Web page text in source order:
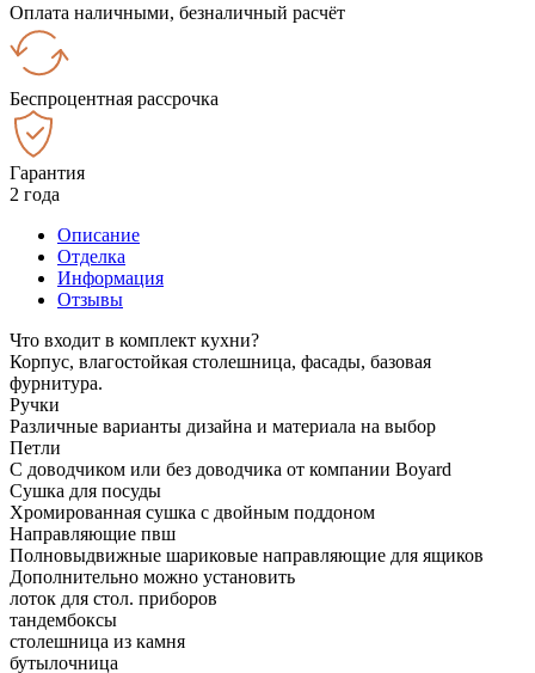
Оплата наличными, безналичный расчёт
Беспроцентная рассрочка
Гарантия
2 года
Описание
Отделка
Информация
Отзывы
Что входит в комплект кухни?
Корпус, влагостойкая столешница, фасады, базовая
фурнитура.
Ручки
Различные варианты дизайна и материала на выбор
Петли
С доводчиком или без доводчика от компании Boyard
Сушка для посуды
Хромированная сушка с двойным поддоном
Направляющие пвш
Полновыдвижные шариковые направляющие для ящиков
Дополнительно можно установить
лоток для стол. приборов
тандембоксы
столешница из камня
бутылочница